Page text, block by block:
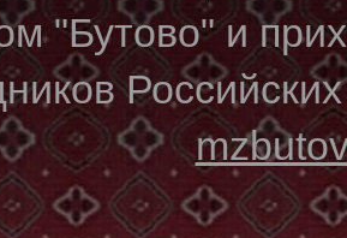
"Бутово" и